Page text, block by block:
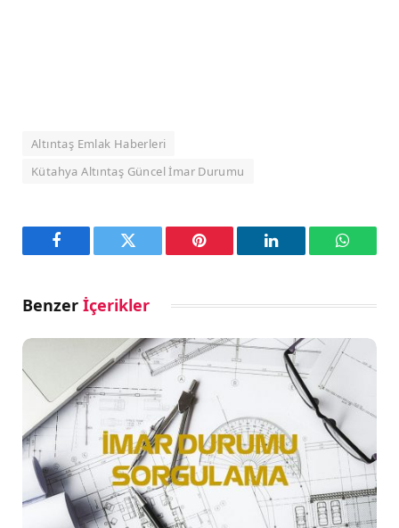
Altıntaş Emlak Haberleri
Kütahya Altıntaş Güncel İmar Durumu
Facebook Twitter Pinterest LinkedIn
Benzer İçerikler